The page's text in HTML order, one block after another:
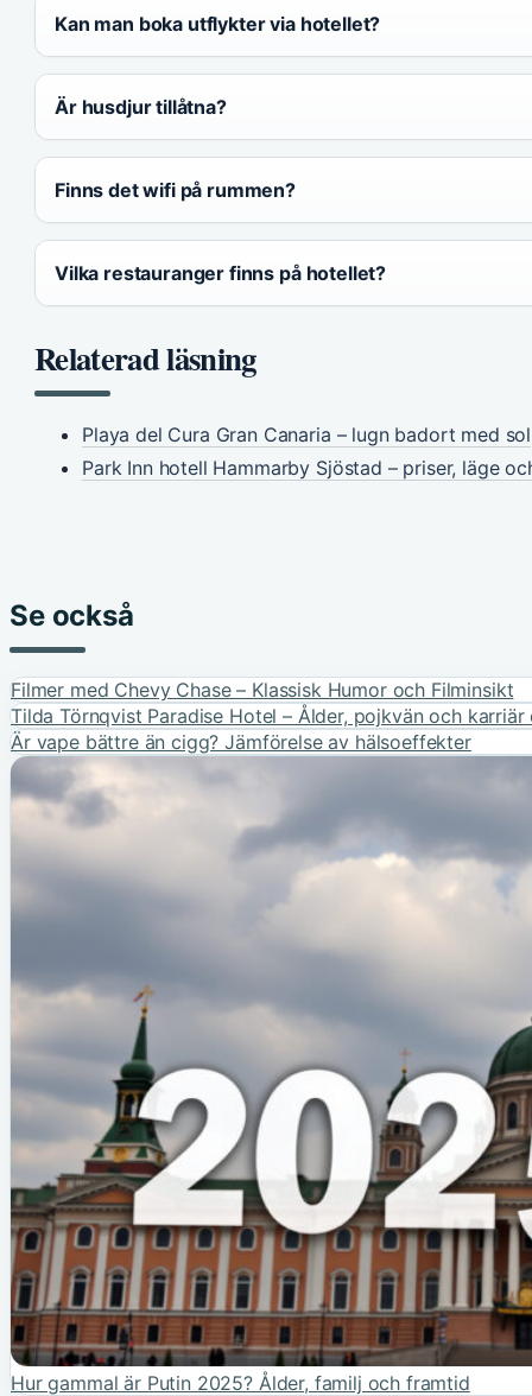
Kan man boka utflykter via hotellet?
Är husdjur tillåtna?
Finns det wifi på rummen?
Vilka restauranger finns på hotellet?
Relaterad läsning
Playa del Cura Gran Canaria – lugn badort med sol
Park Inn hotell Hammarby Sjöstad – priser, läge
Se också
Filmer med Chevy Chase – Klassisk Humor och Filminsikt
Tilda Törnqvist Paradise Hotel – Ålder, pojkvän och
Är vape bättre än cigg? Jämförelse av hälsoeffekter
Hur gammal är Putin 2025? Ålder, familj och framtid